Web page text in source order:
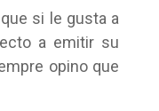
si le gusta a
a emitir su
opino que